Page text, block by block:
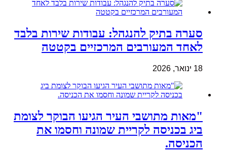
סערה בתיק להנגהל: עבודות שירות בלבד
לאחד המעורבים המרכזיים בקטטה
18 ינואר, 2026
"מאות מתושבי העיר הגיעו הבוקר לצומת
ביג בכניסה לקריית שמונה וחסמו את
הכניסה.